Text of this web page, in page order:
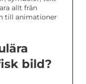
allt från
till animationer
bild?